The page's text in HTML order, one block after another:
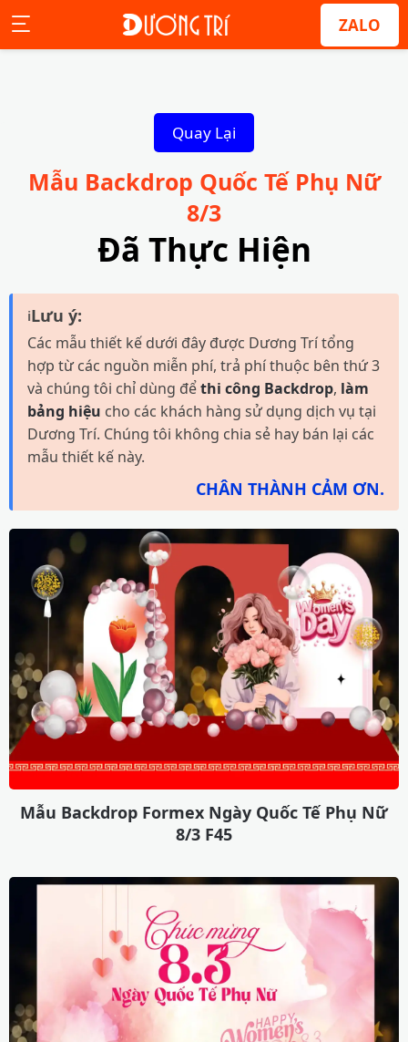
ZALO
Quay Lại
Mẫu Backdrop Quốc Tế Phụ Nữ
8/3
Đã Thực Hiện
ℹLưu ý:
Các mẫu thiết kế dưới đây được Dương Trí tổng
hợp từ các nguồn miễn phí, trả phí thuộc bên thứ 3
và chúng tôi chỉ dùng đểthi công Backdrop, làm
bảng hiệu cho các khách hàng sử dụng dịch vụ tại
Dương Trí. Chúng tôi không chia sẻ hay bán lại các
mẫu thiết kế này.
CHÂN THÀNH CẢM ƠN.
Mẫu Backdrop Formex Ngày Quốc Tế Phụ Nữ
8/3 F45